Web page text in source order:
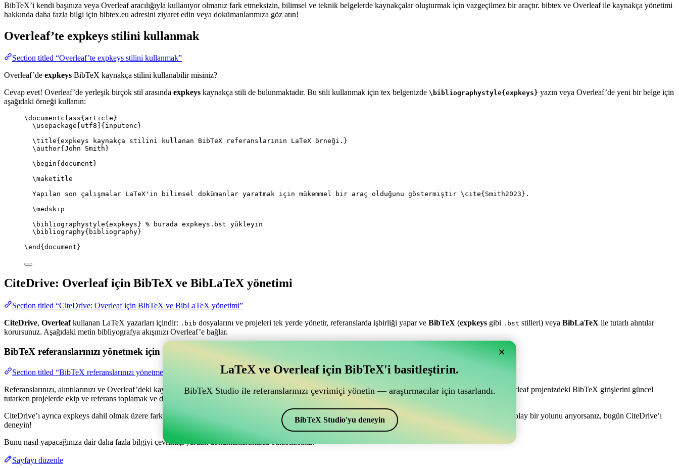
BibTeX’i kendi başınıza veya Overleaf aracılığıyla kullanıyor olmanız fark etmeksizin, bilimsel ve teknik belgelerde kaynakçalar oluşturmak için vazgeçilmez bir araçtır. bibtex ve Overleaf ile kaynakça yönetimi
hakkında daha fazla bilgi için bibtex.eu adresini ziyaret edin veya dokümanlarımıza göz atın!
Overleaf’te expkeys stilini kullanmak
Section titled “Overleaf’te expkeys stilini kullanmak”
Overleaf’de expkeys BibTeX kaynakça stilini kullanabilir misiniz?
Cevap evet! Overleaf’de yerleşik birçok stil arasında expkeys kaynakça stili de bulunmaktadır. Bu stili kullanmak için tex belgenizde \bibliographystyle{expkeys} yazın veya Overleaf’de yeni bir belge için
aşağıdaki örneği kullanın:
\documentclass{ article }
\usepackage
utf8 ]{ inputenc }
\title{expkeys kaynakça stilini kullanan BibTeX referanslarının LaTeX örneği.}
\author{John Smith}
\begin{ document }
\maketitle
Yapılan son çalışmalar LaTeX'in bilimsel dokümanlar yaratmak için mükemmel bir araç olduğunu göstermiştir \cite{ Smith2023 }.
\medskip
\bibliographystyle{expkeys} % burada expkeys.bst yükleyin
\bibliography{bibliography}
\end { document }
CiteDrive: Overleaf için BibTeX ve BibLaTeX yönetimi
Section titled “CiteDrive: Overleaf için BibTeX ve BibLaTeX yönetimi”
CiteDrive, Overleafkullanan LaTeX yazarları içindir: .bib dosyalarını ve projeleri tek yerde yönetir, referanslarda işbirliği yapar ve BibTeX (expkeys gibi .bst stilleri) veya BibLaTeX ile tutarlı alıntılar
korursunuz. Aşağıdaki metin bibliyografya akışınızı Overleaf’e bağlar.
BibTeX referanslarınızı yönetmek için Overleaf ile bağlantılı bir çevrimiçi işbirliği aracı mı arıyorsunuz?
Section titled “BibTeX referanslarınızı yönetmek için Overleaf ile bağlantılı bir çevrimiçi işbirliği aracı mı arıyorsunuz?”
Referanslarınızı, alıntılarınızı ve Overleaf’deki kaynakçanızı yönetmeye yardımcı olacak bir çevrimiçi araç arıyorsanız, CiteDrive tam size göre olabilir! Sizi Overleaf projenizdeki BibTeX girişlerini güncel
tutarken projelerde ekip ve referans toplamak ve düzenlemek için olanak sağlar.
CiteDrive’ı ayrıca expkeys dahil olmak üzere farklı stillerde kaynakçalar ve alıntılar oluşturmak için de kullanabilirsiniz. Overleaf’de kaynakçanızı yönetmenin kolay bir yolunu arıyorsanız, bugün CiteDrive’ı
deneyin!
Bunu nasıl yapacağınıza dair daha fazla bilgiyi çevrimiçi yardım dokümanlarımızda bulabilirsiniz.
Sayfayı düzenle
×
LaTeX ve Overleaf için BibTeX'i basitleştirin.
BibTeX Studio ile referanslarınızı çevrimiçi yönetin — araştırmacılar için tasarlandı.
BibTeX Studio'yu deneyin